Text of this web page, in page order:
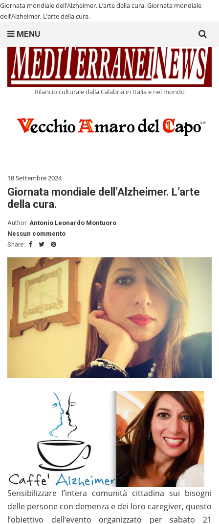
Giornata mondiale dell’Alzheimer. L’arte della cura.Giornata mondiale
dell’Alzheimer. L’arte della cura.
Rilancio culturale dalla Calabria in Italia e nel mondo
MENU
for:
18 Settembre 2024
Giornata mondiale dell’Alzheimer. L’arte
della cura.
Author: Antonio Leonardo Montuoro
Nessun commento
Share:
Sensibilizzare l’intera comunità cittadina sui bisogni
delle persone con demenza e dei loro caregiver, questo
l’obiettivo dell’evento organizzato per sabato 21